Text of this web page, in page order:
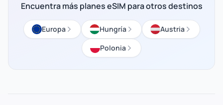
Encuentra más planes eSIM para otros destinos
Europa Hungría
Austria
Polonia